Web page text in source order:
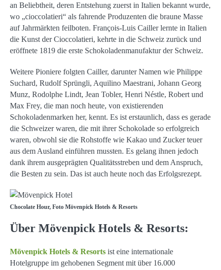
an Beliebtheit, deren Entstehung zuerst in Italien bekannt wurde,
wo „cioccolatieri“ als fahrende Produzenten die braune Masse
auf Jahrmärkten feilboten. François-Luis Cailler lernte in Italien
die Kunst der Cioccolatieri, kehrte in die Schweiz zurück und
eröffnete 1819 die erste Schokoladenmanufaktur der Schweiz.
Weitere Pioniere folgten Cailler, darunter Namen wie Philippe
Suchard, Rudolf Sprüngli, Aquilino Maestrani, Johann Georg
Munz, Rodolphe Lindt, Jean Tobler, Henri Néstle, Robert und
Max Frey, die man noch heute, von existierenden
Schokoladenmarken her, kennt. Es ist erstaunlich, dass es gerade
die Schweizer waren, die mit ihrer Schokolade so erfolgreich
waren, obwohl sie die Rohstoffe wie Kakao und Zucker teuer
aus dem Ausland einführen mussten. Es gelang ihnen jedoch
dank ihrem ausgeprägten Qualitätsstreben und dem Anspruch,
die Besten zu sein. Das ist auch heute noch das Erfolgsrezept.
Chocolate Hour, Foto Mövenpick Hotels & Resorts
Über Mövenpick Hotels & Resorts:
Mövenpick Hotels & Resorts ist eine internationale
Hotelgruppe im gehobenen Segment mit über 16.000